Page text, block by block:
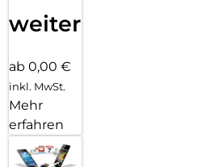
weiter
ab 0,00 €
inkl. MwSt.
Mehr
erfahren